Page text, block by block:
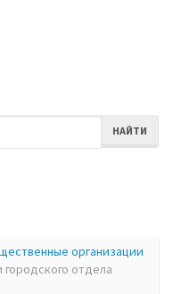
НАЙТИ
организации
отдела